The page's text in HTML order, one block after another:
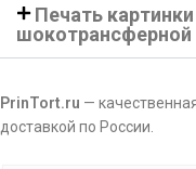
Печать
шокотрансферной
PrinTort.ru —
доставкой по России.